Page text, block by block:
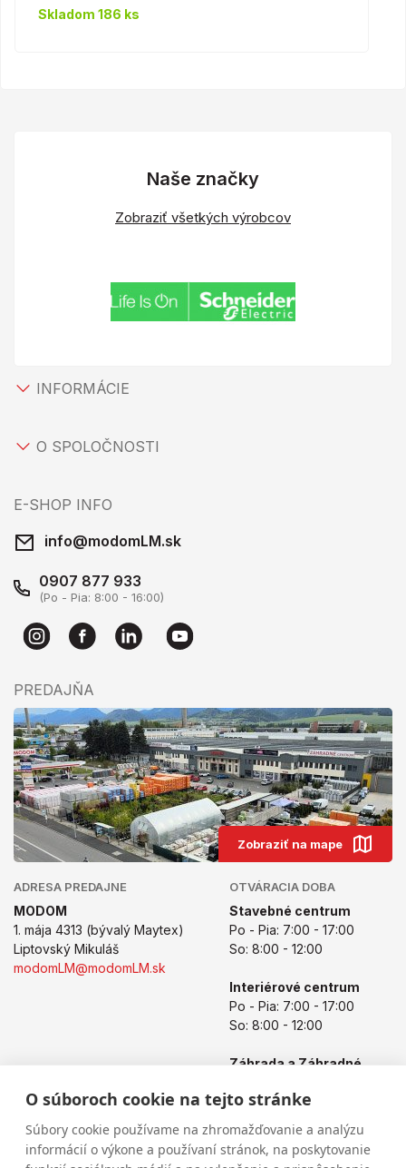
O súboroch cookie na tejto stránke
Súbory cookie používame na zhromažďovanie a analýzu
informácií o výkone a používaní stránok, na poskytovanie
Skladom 186 ks
Naše značky
Zobraziť všetkých výrobcov
INFORMÁCIE
O SPOLOČNOSTI
E-SHOP INFO
info@modomLM.sk
0907 877 933
(Po - Pia: 8:00 - 16:00)
PREDAJŇA
Zobraziť na mape
ADRESA PREDAJNE
MODOM
1. mája 4313 (bývalý Maytex)
Liptovský Mikuláš
modomLM@modomLM.sk
OTVÁRACIA DOBA
Stavebné centrum
Po - Pia: 7:00 - 17:00
So: 8:00 - 12:00
Interiérové centrum
Po - Pia: 7:00 - 17:00
So: 8:00 - 12:00
Záhrada a Záhradné
Po - Pia: 8:00 - 17:00
So: 8:00 - 12:00